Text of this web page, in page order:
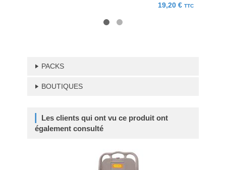
19,20 € TTC
PACKS
BOUTIQUES
Les clients qui ont vu ce produit ont
également consulté